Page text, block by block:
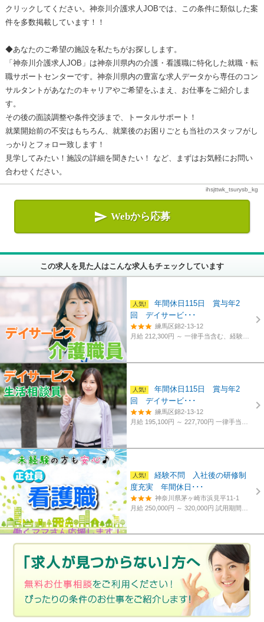
クリックしてください。神奈川介護求人JOBでは、この条件に類似した案
件を多数掲載しています！！
◆あなたのご希望の施設を私たちがお探しします。
「神奈川介護求人JOB」は神奈川県内の介護・看護職に特化した就職・転
職サポートセンターです。神奈川県内の豊富な求人データから専任のコン
サルタントがあなたのキャリアやご希望をふまえ、お仕事をご紹介しま
す。
その後の面談調整や条件交渉まで、トータルサポート！
就業開始前の不安はもちろん、就業後のお困りごとも当社のスタッフがし
っかりとフォロー致します！
見学してみたい！施設の詳細を聞きたい！ など、まずはお気軽にお問い
合わせください。
ihsjttwk_tsurysb_kg
 Webから応募
この求人を見た人はこんな求人もチェックしています
年間休日115日 賞与年2
回 デイサービ･･･
練馬区錦2-13-12
月給 212,300円 ～一律手当含む、経験・資格考慮
年間休日115日 賞与年2
回 デイサービ･･･
練馬区錦2-13-12
月給 195,100円 ～ 227,700円一律手当含む、経験・資格考慮
経験不問 入社後の研修制
度充実 年間休日･･･
神奈川県茅ヶ崎市浜見平11-1
月給 250,000円 ～ 320,000円試用期間あり。3カ月～4カ月。